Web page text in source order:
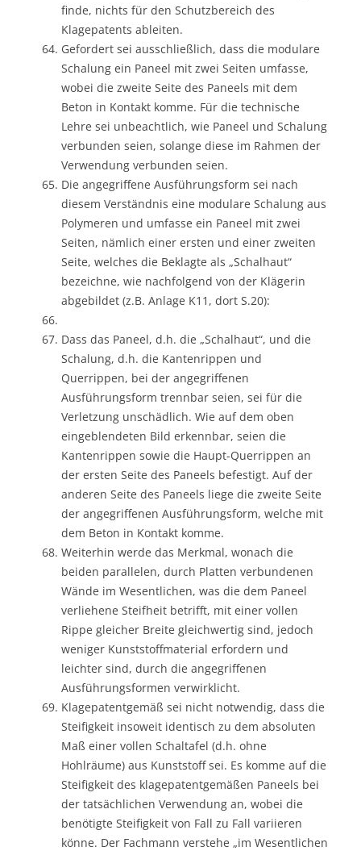
finde, nichts für den Schutzbereich des
Klagepatents ableiten.
Gefordert sei ausschließlich, dass die modulare
Schalung ein Paneel mit zwei Seiten umfasse,
wobei die zweite Seite des Paneels mit dem
Beton in Kontakt komme. Für die technische
Lehre sei unbeachtlich, wie Paneel und Schalung
verbunden seien, solange diese im Rahmen der
Verwendung verbunden seien.
Die angegriffene Ausführungsform sei nach
diesem Verständnis eine modulare Schalung aus
Polymeren und umfasse ein Paneel mit zwei
Seiten, nämlich einer ersten und einer zweiten
Seite, welches die Beklagte als „Schalhaut“
bezeichne, wie nachfolgend von der Klägerin
abgebildet (z.B. Anlage K11, dort S.20):
Dass das Paneel, d.h. die „Schalhaut“, und die
Schalung, d.h. die Kantenrippen und
Querrippen, bei der angegriffenen
Ausführungsform trennbar seien, sei für die
Verletzung unschädlich. Wie auf dem oben
eingeblendeten Bild erkennbar, seien die
Kantenrippen sowie die Haupt-Querrippen an
der ersten Seite des Paneels befestigt. Auf der
anderen Seite des Paneels liege die zweite Seite
der angegriffenen Ausführungsform, welche mit
dem Beton in Kontakt komme.
Weiterhin werde das Merkmal, wonach die
beiden parallelen, durch Platten verbundenen
Wände im Wesentlichen, was die dem Paneel
verliehene Steifheit betrifft, mit einer vollen
Rippe gleicher Breite gleichwertig sind, jedoch
weniger Kunststoffmaterial erfordern und
leichter sind, durch die angegriffenen
Ausführungsformen verwirklicht.
Klagepatentgemäß sei nicht notwendig, dass die
Steifigkeit insoweit identisch zu dem absoluten
Maß einer vollen Schaltafel (d.h. ohne
Hohlräume) aus Kunststoff sei. Es komme auf die
Steifigkeit des klagepatentgemäßen Paneels bei
der tatsächlichen Verwendung an, wobei die
benötigte Steifigkeit von Fall zu Fall variieren
könne. Der Fachmann verstehe „im Wesentlichen